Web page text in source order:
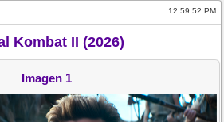
12:59:53 PM
Kombat II (2026)
Imagen 1